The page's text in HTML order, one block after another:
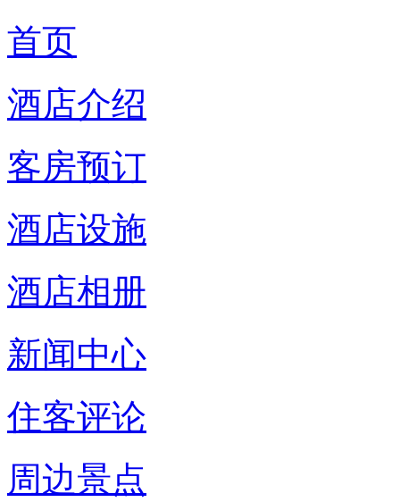
首页
酒店介绍
客房预订
酒店设施
酒店相册
新闻中心
住客评论
周边景点